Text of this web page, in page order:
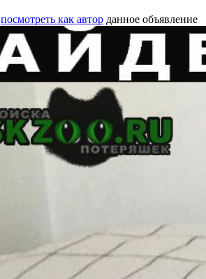
посмотреть как автор данное объявление